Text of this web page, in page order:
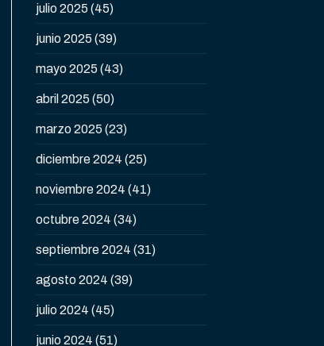
julio 2025 (45)
junio 2025 (39)
mayo 2025 (43)
abril 2025 (50)
marzo 2025 (23)
diciembre 2024 (25)
noviembre 2024 (41)
octubre 2024 (34)
septiembre 2024 (31)
agosto 2024 (39)
julio 2024 (45)
junio 2024 (51)